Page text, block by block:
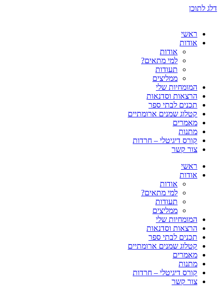
דלג לתוכן
ראשי
אודות
אודות
למי מתאים?
תעודות
ממליצים
המומחיות שלי
הרצאות וסדנאות
תכנים לבתי ספר
קטלוג שמנים ארומתיים
מאמרים
מתנות
קורס דיגיטלי – חרדות
צור קשר
ראשי
אודות
אודות
למי מתאים?
תעודות
ממליצים
המומחיות שלי
הרצאות וסדנאות
תכנים לבתי ספר
קטלוג שמנים ארומתיים
מאמרים
מתנות
קורס דיגיטלי – חרדות
צור קשר